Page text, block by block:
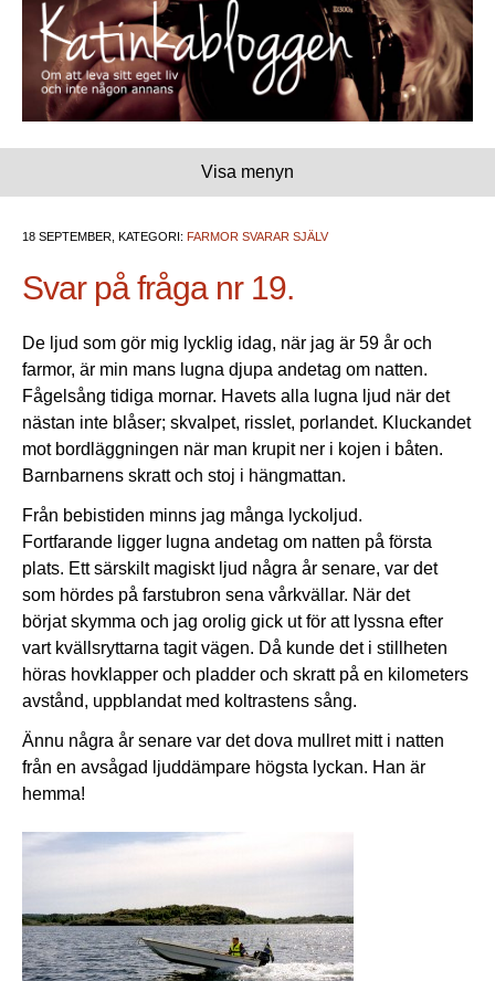
Visa menyn
18 SEPTEMBER, KATEGORI: FARMOR SVARAR SJÄLV
Svar på fråga nr 19.
De ljud som gör mig lycklig idag, när jag är 59 år och
farmor, är min mans lugna djupa andetag om natten.
Fågelsång tidiga mornar. Havets alla lugna ljud när det
nästan inte blåser; skvalpet, risslet, porlandet. Kluckandet
mot bordläggningen när man krupit ner i kojen i båten.
Barnbarnens skratt och stoj i hängmattan.
Från bebistiden minns jag många lyckoljud.
Fortfarande ligger lugna andetag om natten på första
plats. Ett särskilt magiskt ljud några år senare, var det
som hördes på farstubron sena vårkvällar. När det
börjat skymma och jag orolig gick ut för att lyssna efter
vart kvällsryttarna tagit vägen. Då kunde det i stillheten
höras hovklapper och pladder och skratt på en kilometers
avstånd, uppblandat med koltrastens sång.
Ännu några år senare var det dova mullret mitt i natten
från en avsågad ljuddämpare högsta lyckan. Han är
hemma!